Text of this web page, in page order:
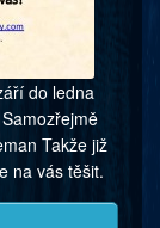
do ledna
Takže již
na vás těšit.